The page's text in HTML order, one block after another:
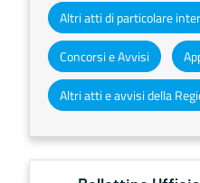
Concorsi e Avvisi